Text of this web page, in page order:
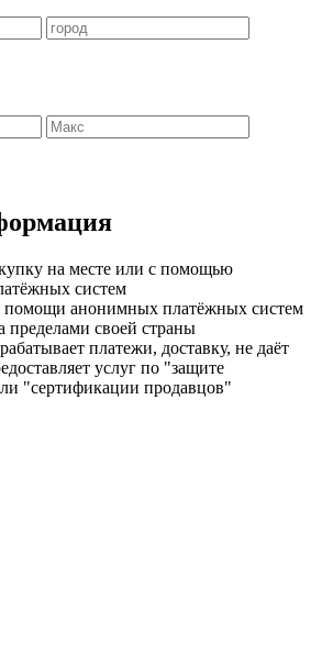
на месте или с помощью
систем
помощи анонимных платёжных систем
пределами своей страны
платежи, доставку, не даёт
услуг по "защите
"сертификации продавцов"